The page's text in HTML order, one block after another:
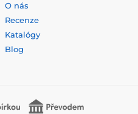
O nás
Recenze
Katalógy
Blog